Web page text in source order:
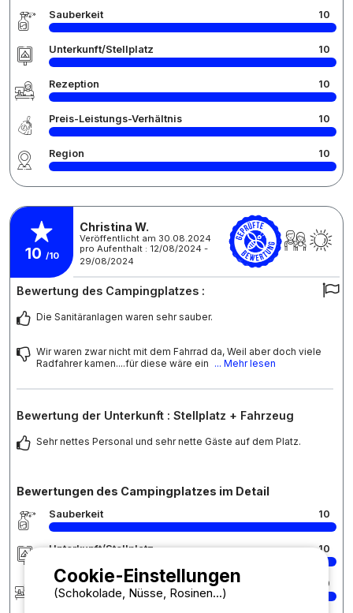
Sauberkeit 10
Unterkunft/Stellplatz 10
Rezeption 10
Preis-Leistungs-Verhältnis 10
Region 10
10 /10
Christina W.
Veröffentlicht am 30.08.2024
pro Aufenthalt : 12/08/2024 -
29/08/2024
Bewertung des Campingplatzes :
Die Sanitäranlagen waren sehr sauber.
Wir waren zwar nicht mit dem Fahrrad da, Weil aber doch viele
Radfahrer kamen....für diese wäre ein ... Mehr lesen
Bewertung der Unterkunft : Stellplatz + Fahrzeug
Sehr nettes Personal und sehr nette Gäste auf dem Platz.
Bewertungen des Campingplatzes im Detail
Sauberkeit 10
Unterkunft/Stellplatz 10
Rezeption 10
Cookie-Einstellungen
(Schokolade, Nüsse, Rosinen...)